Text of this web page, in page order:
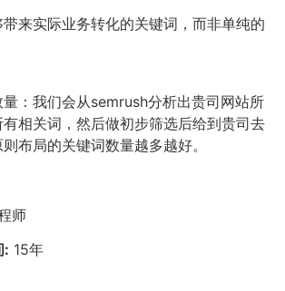
来实际业务转化的关键词，而非单纯的
：我们会从semrush分析出贵司网站所
相关词，然后做初步筛选后给到贵司去
布局的关键词数量越多越好。
师
: 15年